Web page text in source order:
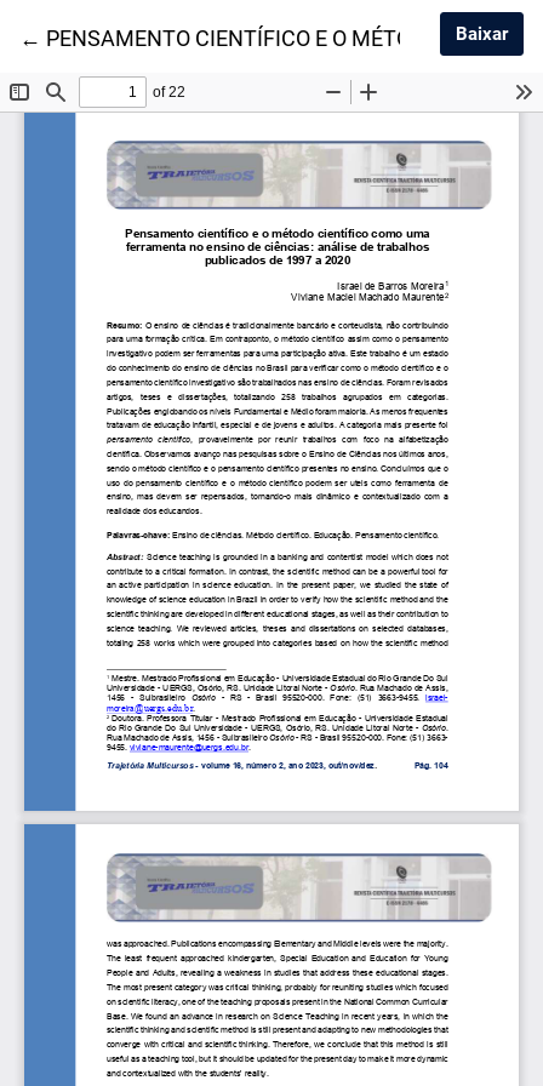
← Voltar aos Detalhes do Artigo
PENSAMENTO CIENTÍFICO E O MÉTODO Baixar